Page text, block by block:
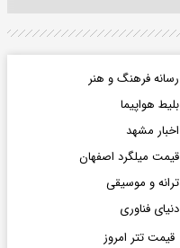
رسانه فرهنگ و هنر
بلیط هواپیما
اخبار مشهد
قیمت میلگرد اصفهان
ترانه و موسیقی
دنیای فناوری
قیمت تتر امروز